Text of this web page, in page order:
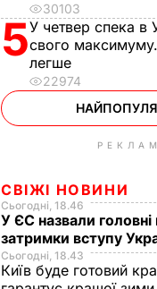
30103
5У четвер спека в
свого
легше
22974
СВІЖІ НОВИНИ
Сьогодні, 18.46
У ЄС назвали
затримки вступу
Сьогодні, 18.43
Київ буде готовий